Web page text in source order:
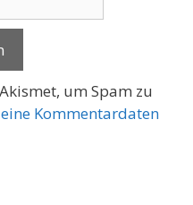
um Spam zu
Kommentardaten